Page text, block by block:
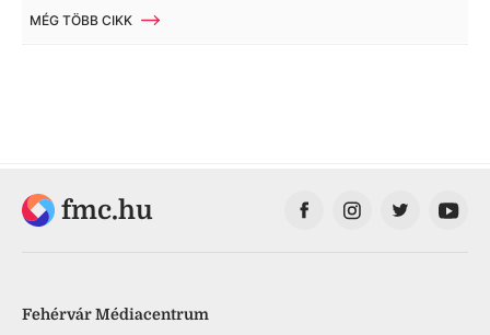
MÉG TÖBB CIKK
fmc.hu
Fehérvár Médiacentrum